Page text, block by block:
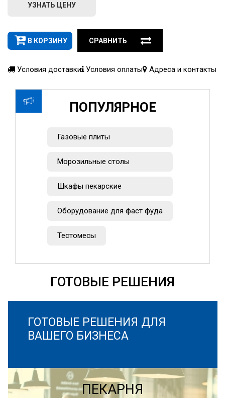
УЗНАТЬ ЦЕНУ
В КОРЗИНУ СРАВНИТЬ
Условия доставки Условия оплаты Адреса и контакты
ПОПУЛЯРНОЕ
Газовые плиты
Морозильные столы
Шкафы пекарские
Оборудование для фаст фуда
Тестомесы
ГОТОВЫЕ РЕШЕНИЯ
ГОТОВЫЕ РЕШЕНИЯ ДЛЯ
ВАШЕГО БИЗНЕСА
ПЕКАРНЯ